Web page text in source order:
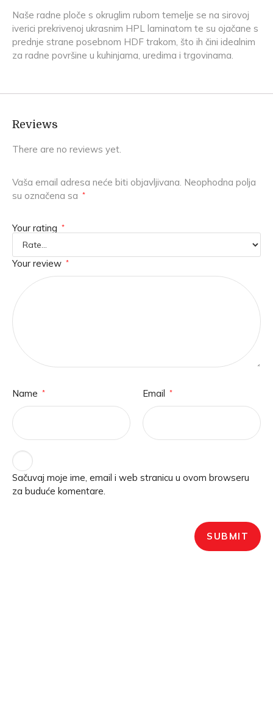
Naše radne ploče s okruglim rubom temelje se na sirovoj
iverici prekrivenoj ukrasnim HPL laminatom te su ojačane s
prednje strane posebnom HDF trakom, što ih čini idealnim
za radne površine u kuhinjama, uredima i trgovinama.
Reviews
There are no reviews yet.
Vaša email adresa neće biti objavljivana. Neophodna polja
su označena sa
*
Your rating *
Your review *
Name * Email *
Sačuvaj moje ime, email i web stranicu u ovom browseru
za buduće komentare.